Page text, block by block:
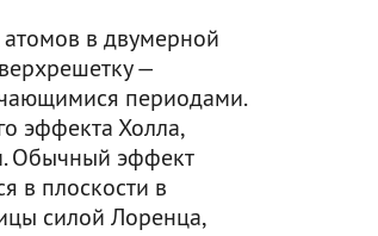
атомов в двумерной
—
периодами.
эффекта Холла,
Обычный эффект
в плоскости в
силой Лоренца,